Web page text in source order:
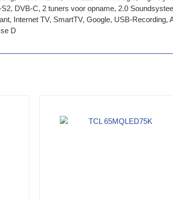
DVB-C, 2 tuners voor opname, 2.0
Internet TV, SmartTV, Google, USB-Recording,
D